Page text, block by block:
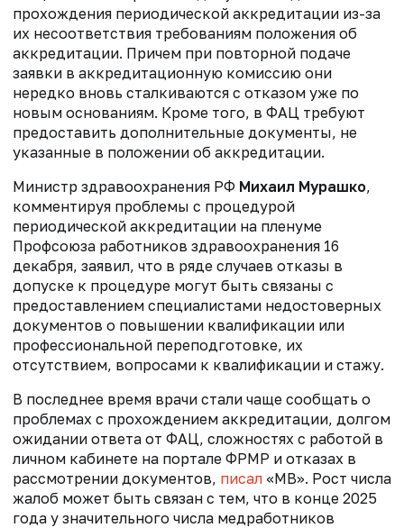
прохождения периодической аккредитации из-за
их несоответствия требованиям положения об
аккредитации. Причем при повторной подаче
заявки в аккредитационную комиссию они
нередко вновь сталкиваются с отказом уже по
новым основаниям. Кроме того, в ФАЦ требуют
предоставить дополнительные документы, не
указанные в положении об аккредитации.
Министр здравоохранения РФ Михаил Мурашко,
комментируя проблемы с процедурой
периодической аккредитации на пленуме
Профсоюза работников здравоохранения 16
декабря, заявил, что в ряде случаев отказы в
допуске к процедуре могут быть связаны с
предоставлением специалистами недостоверных
документов о повышении квалификации или
профессиональной переподготовке, их
отсутствием, вопросами к квалификации и стажу.
В последнее время врачи стали чаще сообщать о
проблемах с прохождением аккредитации, долгом
ожидании ответа от ФАЦ, сложностях с работой в
личном кабинете на портале ФРМР и отказах в
рассмотрении документов, писал «МВ». Рост числа
жалоб может быть связан с тем, что в конце 2025
года у значительного числа медработников